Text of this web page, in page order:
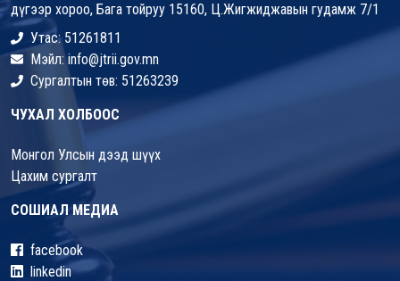
дүгээр хороо, Бага тойруу 15160, Ц.Жигжиджавын гудамж 7/1
Утас: 51261811
Мэйл: info@jtrii.gov.mn
Сургалтын төв: 51263239
ЧУХАЛ ХОЛБООС
Монгол Улсын дээд шүүх
Цахим сургалт
СОШИАЛ МЕДИА
facebook
linkedin